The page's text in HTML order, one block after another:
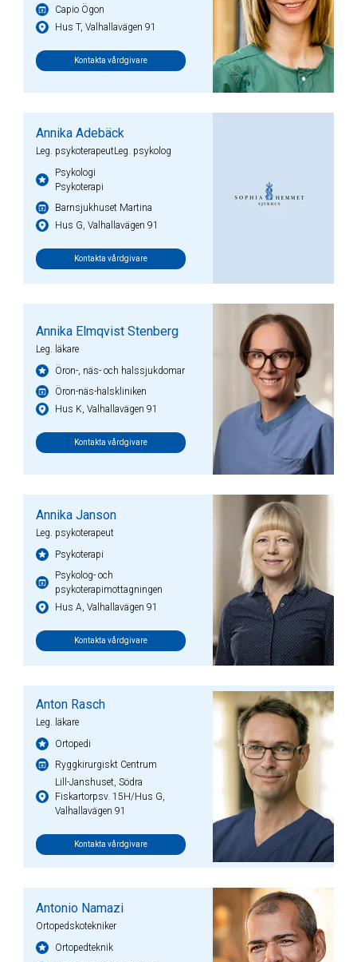
Capio Ögon
Hus T, Valhallavägen 91
Kontakta vårdgivare
Annika Adebäck
Leg. psykoterapeutLeg. psykolog
Psykologi
Psykoterapi
Barnsjukhuset Martina
Hus G, Valhallavägen 91
Kontakta vårdgivare
Annika Elmqvist Stenberg
Leg. läkare
Öron-, näs- och halssjukdomar
Öron-näs-halskliniken
Hus K, Valhallavägen 91
Kontakta vårdgivare
Annika Janson
Leg. psykoterapeut
Psykoterapi
Psykolog- och
psykoterapimottagningen
Hus A, Valhallavägen 91
Kontakta vårdgivare
Anton Rasch
Leg. läkare
Ortopedi
Ryggkirurgiskt Centrum
Lill-Janshuset, Södra
Fiskartorpsv. 15H/Hus G,
Valhallavägen 91
Kontakta vårdgivare
Antonio Namazi
Ortopedskotekniker
Ortopedteknik